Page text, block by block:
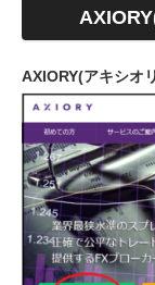
AXIORY(アキシオ